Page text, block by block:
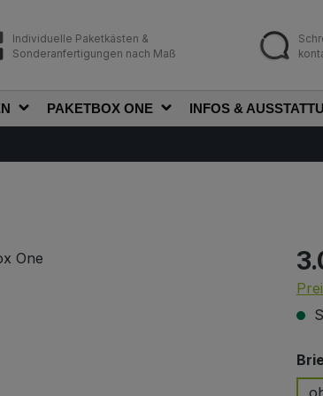
Individuelle Paketkästen &
Sonderanfertigungen nach Maß
PAKETBOX ONE INFOS &